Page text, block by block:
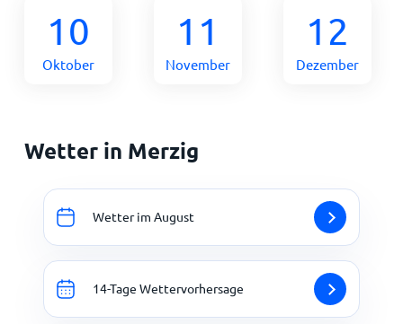
10
Oktober
11
November
12
Dezember
Wetter in Merzig
Wetter im August
14-Tage Wettervorhersage